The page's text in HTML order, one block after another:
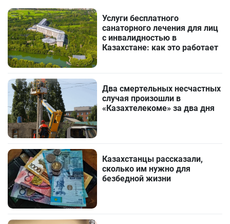
Услуги бесплатного
санаторного лечения для лиц
с инвалидностью в
Казахстане: как это работает
Два смертельных несчастных
случая произошли в
«Казахтелекоме» за два дня
Казахстанцы рассказали,
сколько им нужно для
безбедной жизни